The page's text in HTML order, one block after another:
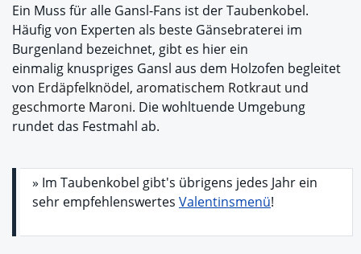
Ein Muss für alle Gansl-Fans ist der Taubenkobel.
Häufig von Experten als beste Gänsebraterei im
Burgenland bezeichnet, gibt es hier ein
einmalig knuspriges Gansl aus dem Holzofen begleitet
von Erdäpfelknödel, aromatischem Rotkraut und
geschmorte Maroni. Die wohltuende Umgebung
rundet das Festmahl ab.
» Im Taubenkobel gibt's übrigens jedes Jahr ein
sehr empfehlenswertes Valentinsmenü!